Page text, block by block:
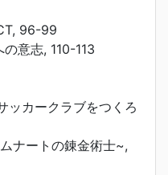
96-99
意志, 110-113
ッカークラブをつくろ
ナートの錬金術士~,